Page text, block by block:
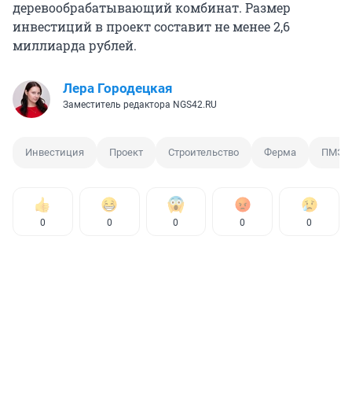
деревообрабатывающий комбинат. Размер
инвестиций в проект составит не менее 2,6
миллиарда рублей.
Лера Городецкая
Заместитель редактора NGS42.RU
Инвестиция Проект Строительство Ферма ПМЭФ
0 0 0 0 0